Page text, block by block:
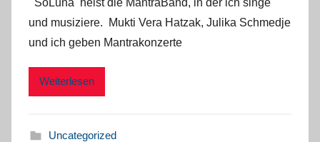
und musiziere. Mukti Vera Hatzak, Julika Schmedje
und ich geben Mantrakonzerte
Weiterlesen
Uncategorized